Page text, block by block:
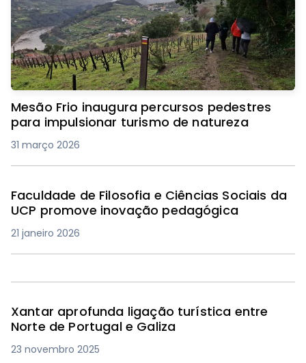
Mesão Frio inaugura percursos pedestres
para impulsionar turismo de natureza
31 março 2026
Faculdade de Filosofia e Ciências Sociais da
UCP promove inovação pedagógica
21 janeiro 2026
Xantar aprofunda ligação turística entre
Norte de Portugal e Galiza
23 novembro 2025